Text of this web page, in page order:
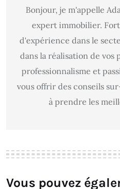
Bonjour, je m'appelle
expert immobilier.
d'expérience dans le
dans la réalisation de vos
professionnalisme et
vous offrir des conseils
à prendre les
Vous pouvez